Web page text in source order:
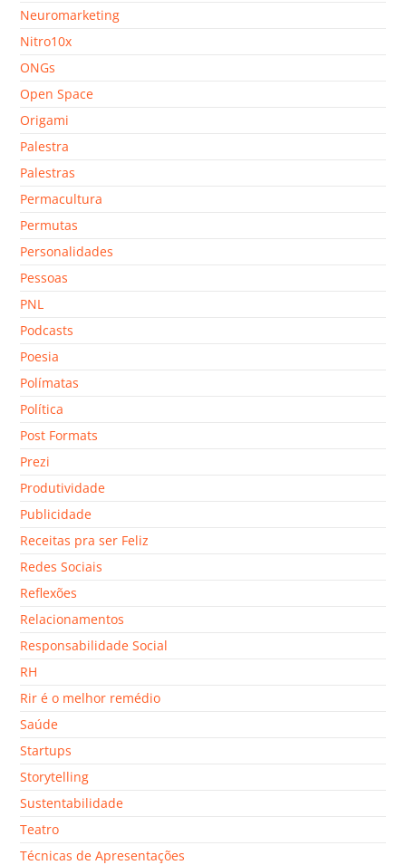
Neuromarketing
Nitro10x
ONGs
Open Space
Origami
Palestra
Palestras
Permacultura
Permutas
Personalidades
Pessoas
PNL
Podcasts
Poesia
Polímatas
Política
Post Formats
Prezi
Produtividade
Publicidade
Receitas pra ser Feliz
Redes Sociais
Reflexões
Relacionamentos
Responsabilidade Social
RH
Rir é o melhor remédio
Saúde
Startups
Storytelling
Sustentabilidade
Teatro
Técnicas de Apresentações